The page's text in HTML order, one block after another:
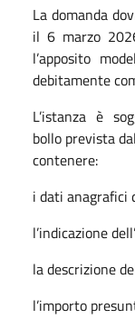
La domanda
il 6 marzo
l’apposito
debitamente
L’istanza è
bollo prevista
contenere:
i dati anagrafici
l’indicazione
la descrizione
l’importo